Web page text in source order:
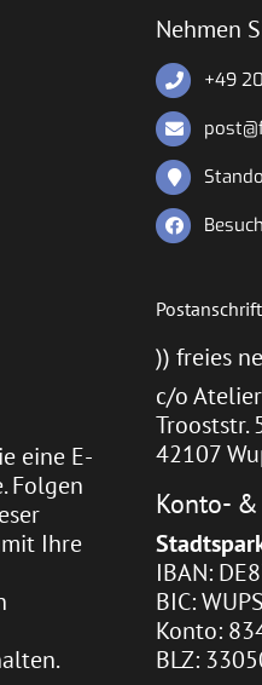
eine E-
Folgen
Ihre
Nehmen
+49
Postanschrift
)) freies
c/o
Trooststr.
42107
Konto-
IBAN:
BIC:
Konto:
BLZ: